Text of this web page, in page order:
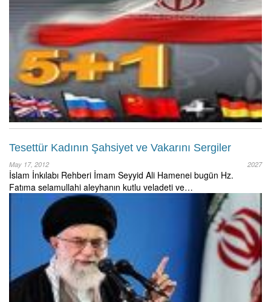
Tesettür Kadının Şahsiyet ve Vakarını Sergiler
May 17, 2012 2027
İslam İnkılabı Rehberi İmam Seyyid Ali Hamenei bugün Hz.
Fatıma selamullahi aleyhanın kutlu veladeti ve…